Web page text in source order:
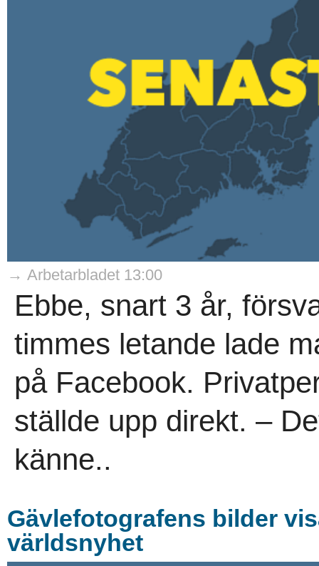
→ Arbetarbladet 13:00
Ebbe, snart 3 år,
timmes letande lade
på Facebook.
ställde upp direkt. –
känne..
Gävlefotografens bilder
världsnyhet